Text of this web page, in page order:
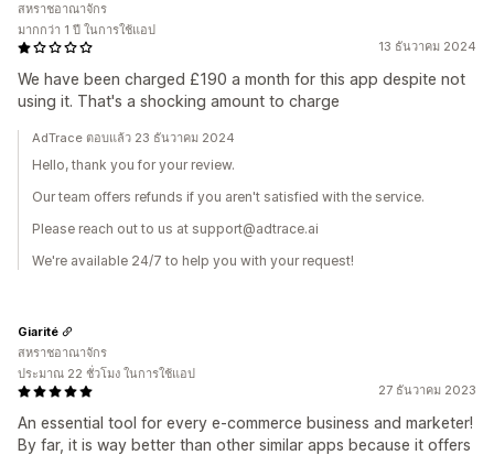
13 ธันวาคม 2024
We have been charged £190 a month for this app despite not
using it. That's a shocking amount to charge
สหราชอาณาจักร
มากกว่า 1 ปี ในการใช้แอป
AdTrace ตอบแล้ว 23 ธันวาคม 2024
Hello, thank you for your review.
Our team offers refunds if you aren't satisfied with the service.
Please reach out to us at support@adtrace.ai
We're available 24/7 to help you with your request!
27 ธันวาคม 2023
An essential tool for every e-commerce business and marketer!
By far, it is way better than other similar apps because it offers
Giarité
สหราชอาณาจักร
ประมาณ 22 ชั่วโมง ในการใช้แอป